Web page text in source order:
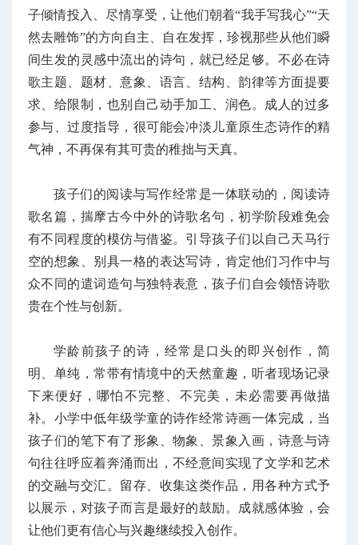
子倾情投入、尽情享受，让他们朝着“我手写我心”“天
然去雕饰”的方向自主、自在发挥，珍视那些从他们瞬
间生发的灵感中流出的诗句，就已经足够。不必在诗
歌主题、题材、意象、语言、结构、韵律等方面提要
求、给限制，也别自己动手加工、润色。成人的过多
参与、过度指导，很可能会冲淡儿童原生态诗作的精
气神，不再保有其可贵的稚拙与天真。
孩子们的阅读与写作经常是一体联动的，阅读诗
歌名篇，揣摩古今中外的诗歌名句，初学阶段难免会
有不同程度的模仿与借鉴。引导孩子们以自己天马行
空的想象、别具一格的表达写诗，肯定他们习作中与
众不同的遣词造句与独特表意，孩子们自会领悟诗歌
贵在个性与创新。
学龄前孩子的诗，经常是口头的即兴创作，简
明、单纯，常带有情境中的天然童趣，听者现场记录
下来便好，哪怕不完整、不完美，未必需要再做描
补。小学中低年级学童的诗作经常诗画一体完成，当
孩子们的笔下有了形象、物象、景象入画，诗意与诗
句往往呼应着奔涌而出，不经意间实现了文学和艺术
的交融与交汇。留存、收集这类作品，用各种方式予
以展示，对孩子而言是最好的鼓励。成就感体验，会
让他们更有信心与兴趣继续投入创作。